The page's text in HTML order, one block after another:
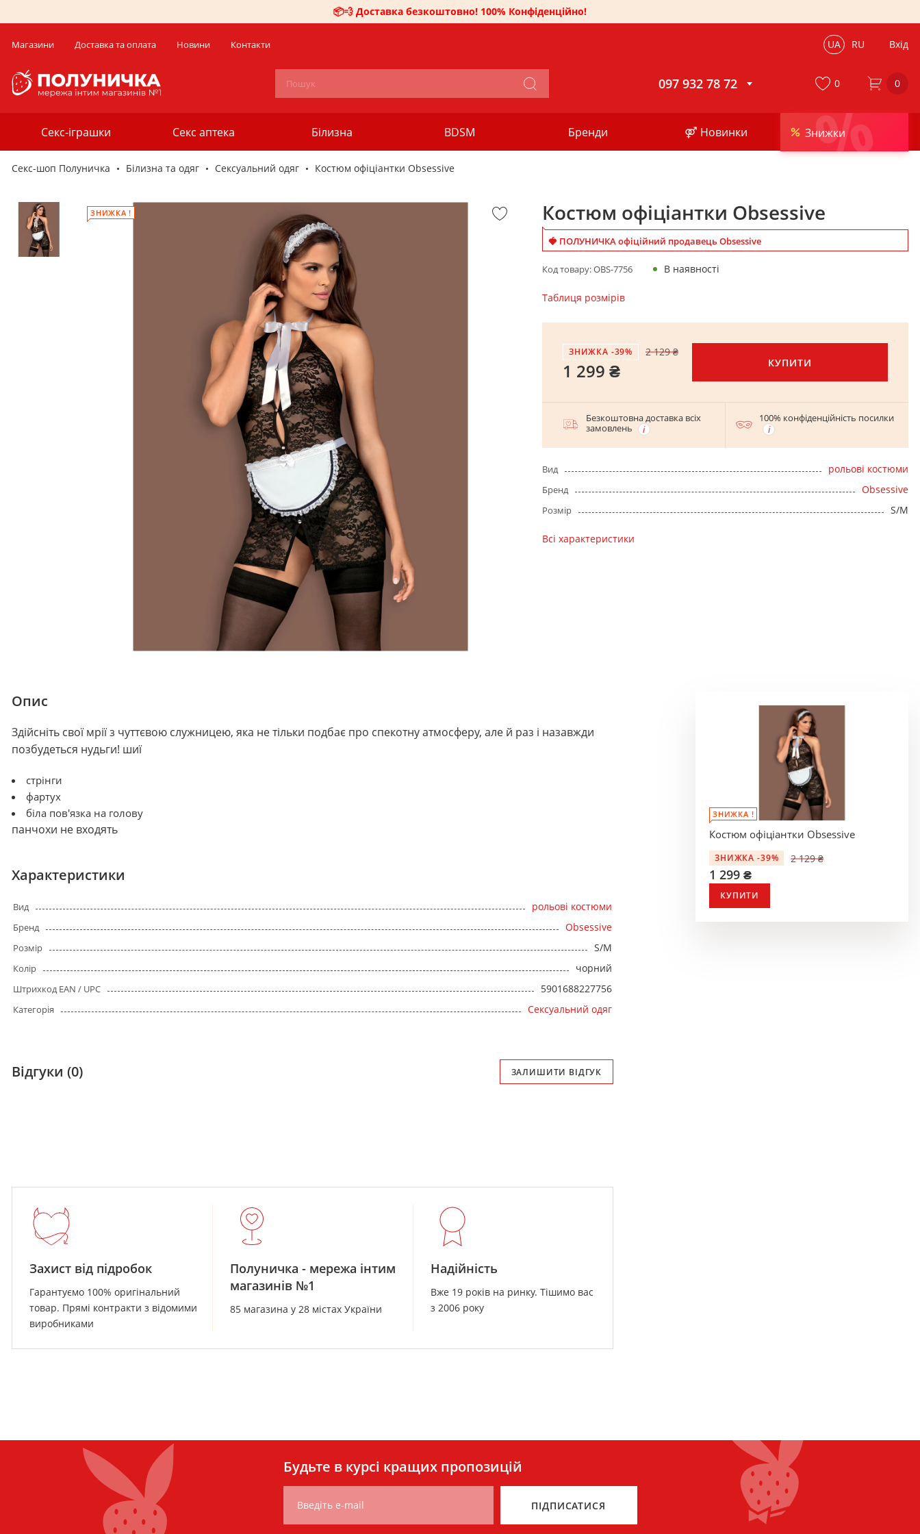
📦💨 Доставка безкоштовно! 100% Конфіденційно!
Магазини Доставка та оплата Новини Контакти UA RU Вхід
097 932 78 72 0
Секс-іграшки Секс аптека Білизна BDSM Бренди ⚤ Новинки %
Знижки
0
Секс-шоп Полуничка Білизна та одяг Сексуальний одяг Костюм офіціантки Obsessive
ЗНИЖКА ! Костюм офіціантки Obsessive
🍓 ПОЛУНИЧКА офіційний продавець Obsessive
Код товару:OBS-7756 В наявності
ЗНИЖКА -39% 2 129 ₴
1 299 ₴ КУПИТИ
Безкоштовна доставка всіх
замовлень
100% конфіденційність посилки
Таблиця розмірів
Вид рольові костюми
Бренд Obsessive
Розмір S/M
Всі характеристики
Опис
Здійсніть свої мрії з чуттєвою служницею, яка не тільки подбає про спекотну атмосферу, але й раз і назавжди
позбудеться нудьги! шиї
стрінги
фартух
біла пов'язка на голову
панчохи не входять
Характеристики
Вид рольові костюми
Бренд Obsessive
Розмір S/M
Колір чорний
Штрихкод EAN / UPC 5901688227756
Категорія Сексуальний одяг
Відгуки (0) ЗАЛИШИТИ ВІДГУК
ЗНИЖКА !
Костюм офіціантки Obsessive
ЗНИЖКА -39% 2 129 ₴
1 299 ₴
КУПИТИ
Захист від підробок
Гарантуємо 100% оригінальний
товар. Прямі контракти з відомими
виробниками
Полуничка - мережа інтим
магазинів №1
85 магазина у 28 містах України
Надійність
Вже 19 років на ринку. Тішимо вас
з 2006 року
Будьте в курсі кращих пропозицій
Введіть e-mail ПІДПИСАТИСЯ